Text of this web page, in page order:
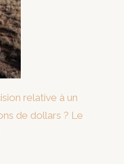
relative à un
de dollars ? Le